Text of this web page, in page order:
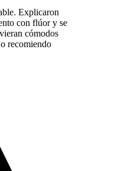
Explicaron
con flúor y se
cómodos
recomiendo